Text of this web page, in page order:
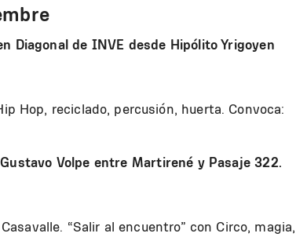
Diagonal de INVE desde Hipólito Yrigoyen
Hop, reciclado, percusión, huerta. Convoca:
Volpe entre Martirené y Pasaje 322.
“Salir al encuentro” con Circo, magia,